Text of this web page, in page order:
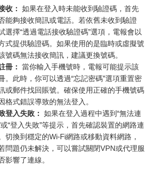
收： 如果在登入時未能收到驗證碼，首先
能夠接收簡訊或電話。若依舊未收到驗證
選擇“透過電話接收驗證碼”選項，電報會以
式提供驗證碼。如果使用的是臨時或虛擬號
號碼無法接收簡訊，建議更換號碼。
冊： 當你輸入手機號時，電報可能提示該
。此時，你可以透過“忘記密碼”選項重置密
或郵件找回賬號。確保使用正確的手機號碼
格式錯誤導致的無法登入。
登入失敗： 如果在登入過程中遇到“無法連
“登入失敗”等提示，首先確認裝置的網路連
切換到穩定的Wi-Fi網路或移動資料網路，
問題仍未解決，可以嘗試關閉VPN或代理服
影響了連線。